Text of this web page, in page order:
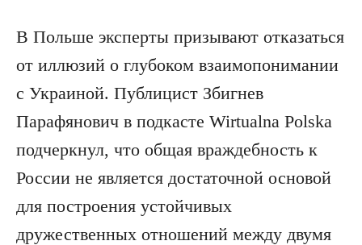
В Польше эксперты призывают отказаться
от иллюзий о глубоком взаимопонимании
с Украиной. Публицист Збигнев
Парафянович в подкасте Wirtualna Polska
подчеркнул, что общая враждебность к
России не является достаточной основой
для построения устойчивых
дружественных отношений между двумя